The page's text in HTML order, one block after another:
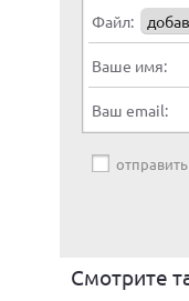
Файл:
Ваше имя:
Ваш email:
Смотрите